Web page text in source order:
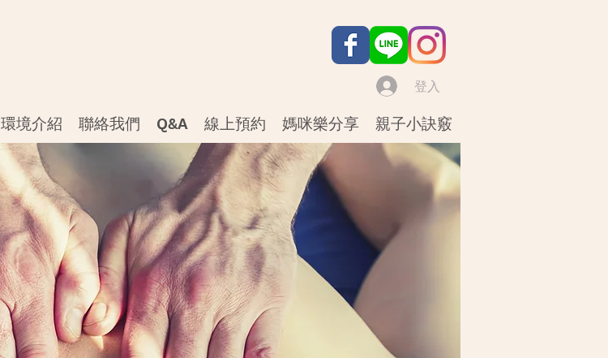
登入
環境介紹 聯絡我們 Q&A 線上預約 媽咪樂分享 親子小訣竅